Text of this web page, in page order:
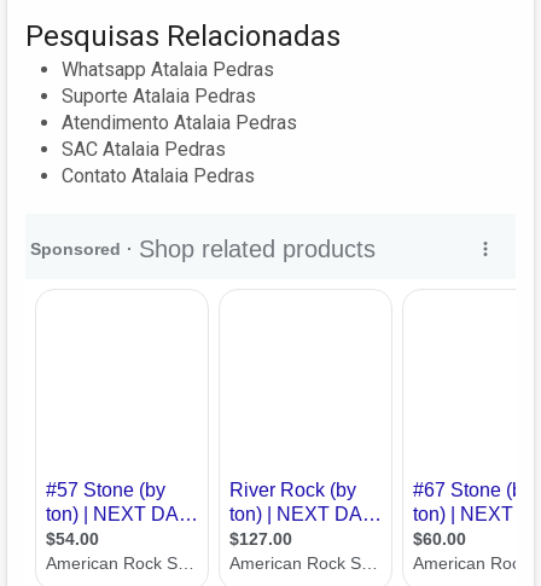
Pesquisas Relacionadas
Whatsapp Atalaia Pedras
Suporte Atalaia Pedras
Atendimento Atalaia Pedras
SAC Atalaia Pedras
Contato Atalaia Pedras